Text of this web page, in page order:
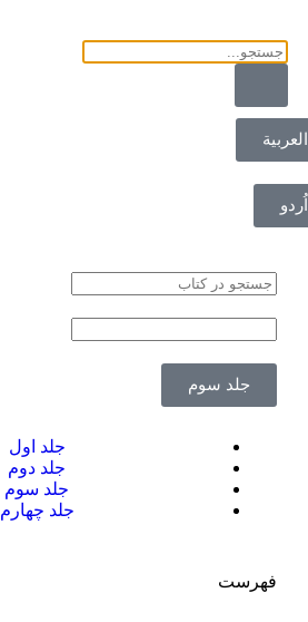
العربية
اُردو
فهرست
جلد سوم
جلد اول
جلد دوم
جلد سوم
جلد چهارم